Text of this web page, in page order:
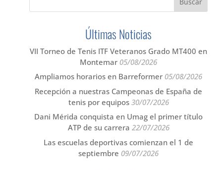
Últimas Noticias
VII Torneo de Tenis ITF Veteranos Grado MT400 en
Montemar 05/08/2026
Ampliamos horarios en Barreformer 05/08/2026
Recepción a nuestras Campeonas de España de
tenis por equipos 30/07/2026
Dani Mérida conquista en Umag el primer título
ATP de su carrera 22/07/2026
Las escuelas deportivas comienzan el 1 de
septiembre 09/07/2026